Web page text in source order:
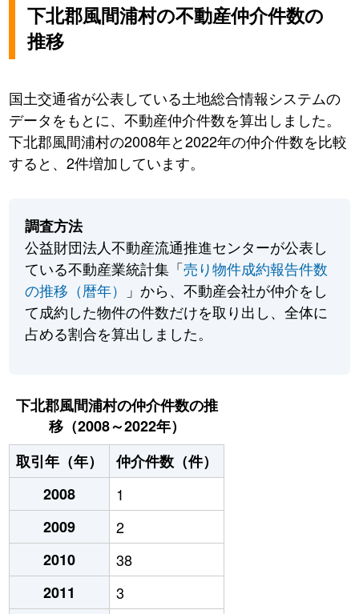
下北郡風間浦村の不動産仲介件数の
推移
国土交通省が公表している土地総合情報システムの
データをもとに、不動産仲介件数を算出しました。
下北郡風間浦村の2008年と2022年の仲介件数を比較
すると、2件増加しています。
調査方法
公益財団法人不動産流通推進センターが公表し
ている不動産業統計集「売り物件成約報告件数
の推移（暦年）
」から、不動産会社が仲介をし
て成約した物件の件数だけを取り出し、全体に
占める割合を算出しました。
下北郡風間浦村の仲介件数の推
移（2008～2022年）
取引年（年）
仲介件数（件）
2008
1
2009
2
2010
38
2011
3